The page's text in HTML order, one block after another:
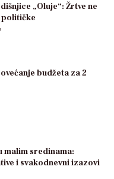
„Oluje“: Žrtve ne
budžeta za 2
malim sredinama:
i svakodnevni izazovi